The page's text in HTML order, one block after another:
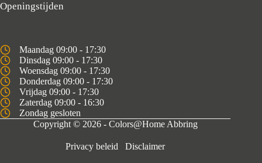
Openingstijden
Maandag 09:00 - 17:30
Dinsdag 09:00 - 17:30
Woensdag 09:00 - 17:30
Donderdag 09:00 - 17:30
Vrijdag 09:00 - 17:30
Zaterdag 09:00 - 16:30
Zondag gesloten
Copyright © 2026 - Colors@Home Abbring
Privacy beleid Disclaimer